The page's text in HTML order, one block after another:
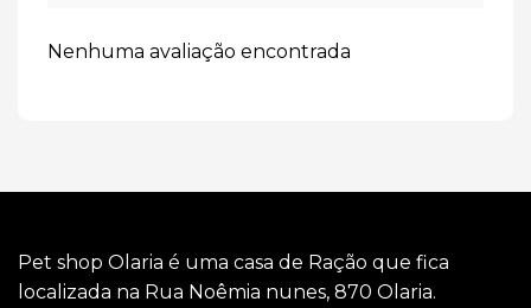
Nenhuma avaliação encontrada
Pet shop Olaria é uma casa de Ração que fica
localizada na Rua Noêmia nunes, 870 Olaria.